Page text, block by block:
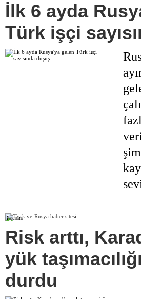
İlk 6 ayda
Türk işçi
Реклама
Risk arttı,
yük
durdu